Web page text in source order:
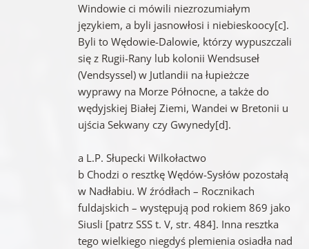
Windowie ci mówili niezrozumiałym
językiem, a byli jasnowłosi i niebieskoocy[c].
Byli to Wędowie-Dalowie, którzy wypuszczali
się z Rugii-Rany lub kolonii Wendsuseł
(Vendsyssel) w Jutlandii na łupieżcze
wyprawy na Morze Północne, a także do
wędyjskiej Białej Ziemi, Wandei w Bretonii u
ujścia Sekwany czy Gwynedy[d].
a L.P. Słupecki Wilkołactwo
b Chodzi o resztkę Wędów-Sysłów pozostałą
w Nadłabiu. W źródłach – Rocznikach
fuldajskich – występują pod rokiem 869 jako
Siusli [patrz SSS t. V, str. 484]. Inna resztka
tego wielkiego niegdyś plemienia osiadła nad